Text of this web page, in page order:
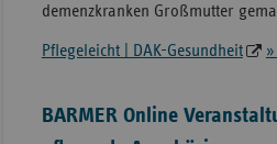
demenzkranken Großmutter
Pflegeleicht | DAK-Gesundheit
BARMER Online